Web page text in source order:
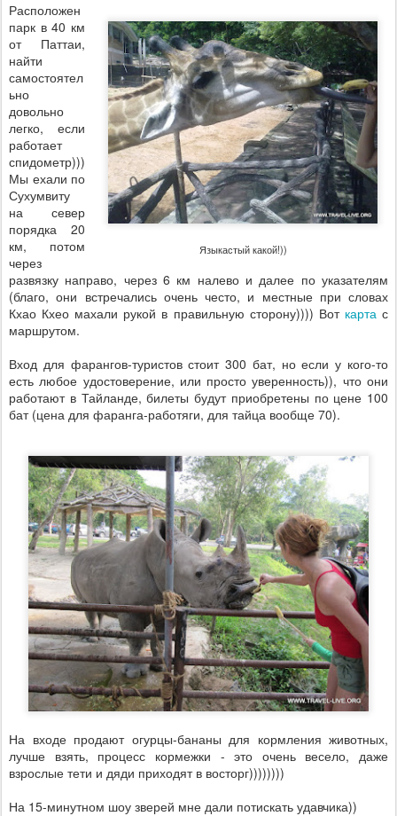
Языкастый какой!))
Расположен
парк в 40 км
от Паттаи,
найти
самостоятел
ьно
довольно
легко, если
работает
спидометр)))
Мы ехали по
Сухумвиту
на север
порядка 20
км, потом
через
развязку направо, через 6 км налево и далее по указателям
(благо, они встречались очень често, и местные при словах
Кхао Кхео махали рукой в правильную сторону)))) Вот картас
маршрутом.
Вход для фарангов-туристов стоит 300 бат, но если у кого-то
есть любое удостоверение, или просто уверенность)), что они
работают в Тайланде, билеты будут приобретены по цене 100
бат (цена для фаранга-работяги, для тайца вообще 70).
На входе продают огурцы-бананы для кормления животных,
лучше взять, процесс кормежки - это очень весело, даже
взрослые тети и дяди приходят в восторг))))))))
На 15-минутном шоу зверей мне дали потискать удавчика))